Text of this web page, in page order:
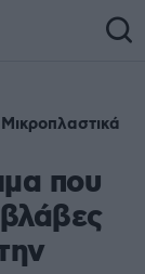
Μικροπλαστικά
που